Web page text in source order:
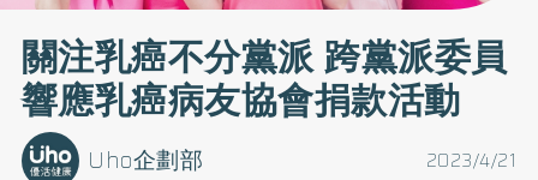
關注乳癌不分黨派 跨黨派委員
響應乳癌病友協會捐款活動
2023/4/21
Uho企劃部